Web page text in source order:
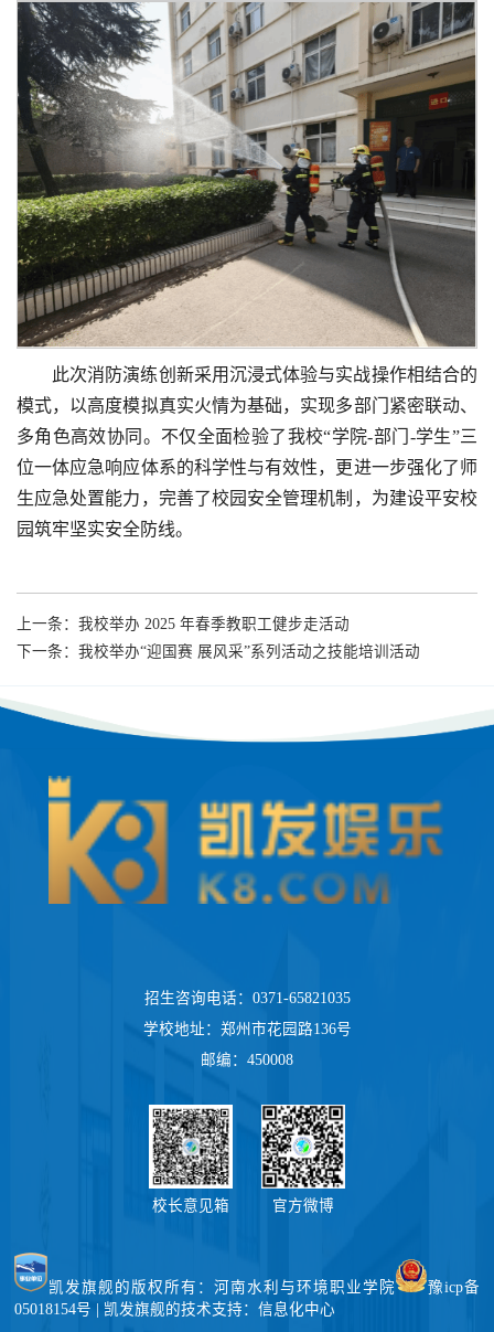
此次消防演练创新采用沉浸式体验与实战操作相结合的
模式，以高度模拟真实火情为基础，实现多部门紧密联动、
多角色高效协同。不仅全面检验了我校“学院-部门-学生”三
位一体应急响应体系的科学性与有效性，更进一步强化了师
生应急处置能力，完善了校园安全管理机制，为建设平安校
园筑牢坚实安全防线。
上一条： 我校举办 2025 年春季教职工健步走活动
下一条： 我校举办“迎国赛 展风采”系列活动之技能培训活动
招生咨询电话：0371-65821035
学校地址：郑州市花园路136号
邮编：450008
校长意见箱 官方微博
凯发旗舰的版权所有：河南水利与环境职业学院
豫icp备
05018154号 | 凯发旗舰的技术支持：信息化中心